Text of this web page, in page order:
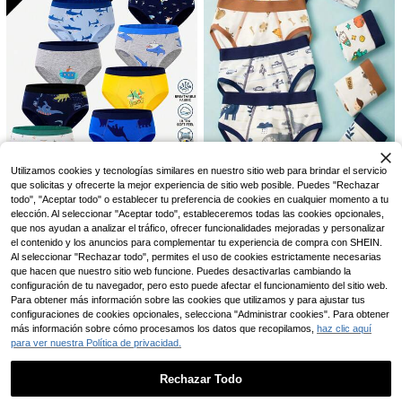
SHEIN Playful Pals Conjunto de ca
miseta de cuello redondo con parch
es de animales de dibujos animados
y pantalones cortos estampados pa
ra bebés niños, adecuado para vera
no, de 6 meses a 3 años, estilo de pl
aya y vacaciones, estilo casual, ad
ecuado para fotografía, uso diario, s
alidas, fotografía callejera, festivale
s, regalos
300+ vendidos
29.090
4-7 Years
26
Playful Pals
SHEIN Playful Pals Set de 2 piezas
con parte superior de tirantes con e
en Cuello redondo Conjunto de camiseta sin mangas
(1000+)
& pantalones cortos, conjunto de 2
piezas con cuello texturizado y ma
nga corta + pantalones cortos, ade
cuado para múltiples ocasiones
4-7 Years
Ahorro de $2.979
Chico joven 4 piezas Calzoncillos c
on estampado de dibujos animados
unido en contraste
Establecido hace 1 año
80+ vendidos
(1000+)
26.811
Ahorro de $4.949
paquete de 5 calzoncillos de algod
ón con estampados gráficos lindos
y coloridos para niños pequeños, c
on patrones aleatorios como tiburó
n, dinosaurio
Solo quedan 10
$40.041
-11% ¡Últimos 2 días
4-7 Years
Paquete de 4 calzoncillos con esta
mpado de dibujos animados y com
binación de cuatro esquinas para ni
ño pequeño
$31.890
4-7 Years
Utilizamos cookies y tecnologías similares en nuestro sitio web para brindar el servicio
que solicitas y ofrecerte la mejor experiencia de sitio web posible. Puedes "Rechazar
todo", "Aceptar todo" o establecer tu preferencia de cookies en cualquier momento a tu
elección. Al seleccionar "Aceptar todo", estableceremos todas las cookies opcionales,
que nos ayudan a analizar el tráfico, ofrecer funcionalidades mejoradas y personalizar
el contenido y los anuncios para complementar tu experiencia de compra con SHEIN.
Al seleccionar "Rechazar todo", permites el uso de cookies estrictamente necesarias
que hacen que nuestro sitio web funcione. Puedes desactivarlas cambiando la
configuración de tu navegador, pero esto puede afectar el funcionamiento del sitio web.
Para obtener más información sobre las cookies que utilizamos y para ajustar tus
configuraciones de cookies opcionales, selecciona "Administrar cookies". Para obtener
más información sobre cómo procesamos los datos que recopilamos, haz clic aquí
para ver nuestra Política de privacidad.
Rechazar Todo